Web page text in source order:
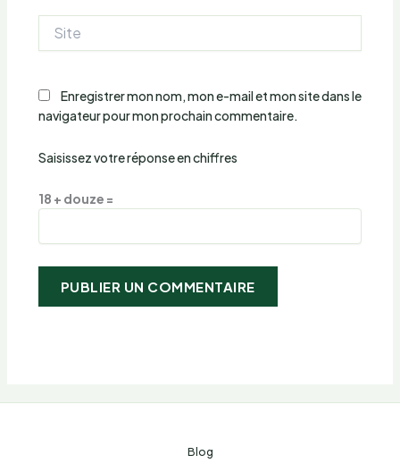
Enregistrer mon nom, mon e-mail et mon site dans le
navigateur pour mon prochain commentaire.
Saisissez votre réponse en chiffres
18 + douze =
Blog